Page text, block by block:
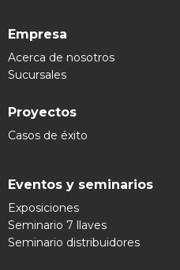
Empresa
Acerca de nosotros
Sucursales
Proyectos
Casos de éxito
Eventos y seminarios
Exposiciones
Seminario 7 llaves
Seminario distribuidores